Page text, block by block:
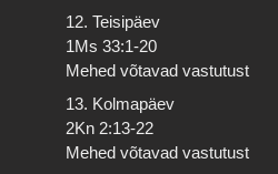
12. Teisipäev
1Ms 33:1-20
Mehed võtavad vastutust
13. Kolmapäev
2Kn 2:13-22
Mehed võtavad vastutust